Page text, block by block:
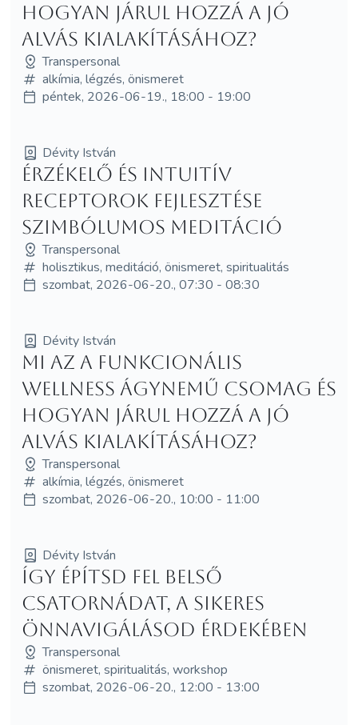
hogyan járul hozzá a jó
alvás kialakításához?
Transpersonal
alkímia, légzés, önismeret
péntek, 2026-06-19., 18:00 - 19:00
Dévity István
Érzékelő és intuitív
receptorok fejlesztése
szimbólumos meditáció
Transpersonal
holisztikus, meditáció, önismeret, spiritualitás
szombat, 2026-06-20., 07:30 - 08:30
Dévity István
Mi az a funkcionális
wellness ágynemű csomag és
hogyan járul hozzá a jó
alvás kialakításához?
Transpersonal
alkímia, légzés, önismeret
szombat, 2026-06-20., 10:00 - 11:00
Dévity István
Így építsd fel belső
csatornádat, a sikeres
önnavigálásod érdekében
Transpersonal
önismeret, spiritualitás, workshop
szombat, 2026-06-20., 12:00 - 13:00